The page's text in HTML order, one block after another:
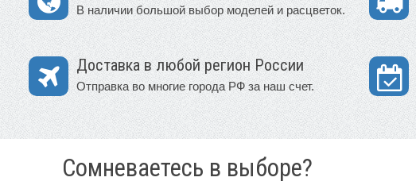
В наличии большой выбор моделей и расцветок.
Доставка в любой регион России
Отправка во многие города РФ за наш счет.
Сомневаетесь в выборе?